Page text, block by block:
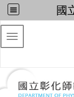
國
Toggle navigation